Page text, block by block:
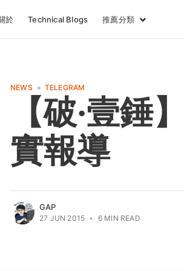
於 Technical Blogs 推薦分類
NEWS + TELEGRAM
【破·壹
實報導
GAP
27 JUN 2015 • 6 MIN READ